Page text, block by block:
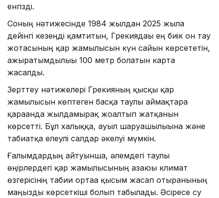
енгізді.
Соның нәтижесінде 1984 жылдан 2025 жылға
дейінгі кезеңді қамтитын, Грекиядағы ең биік он тау
жотасының қар жамылғысын күн сайын көрсететін,
ажыратымдылығы 100 метр болатын карта
жасалды.
Зерттеу нәтижелері Грекияның қысқы қар
жамылғысын көптеген басқа таулы аймақтарға
қарағанда жылдамырақ жоғалтып жатқанын
көрсетті. Бұл халыққа, ауыл шаруашылығына және
табиғатқа елеулі салдар әкелуі мүмкін.
Ғалымдардың айтуынша, әлемдегі таулы
өңірлердегі қар жамылғысының азаюы климат
өзгерісінің табиғи ортаға қысым жасап отырғанының
маңызды көрсеткіші болып табылады. Әсіресе су